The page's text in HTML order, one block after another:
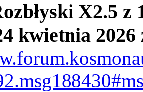
X2.5
kwietnia